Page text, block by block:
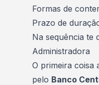
Formas de
Prazo de
Na sequência te
Administradora
O primeira coisa
pelo Banco